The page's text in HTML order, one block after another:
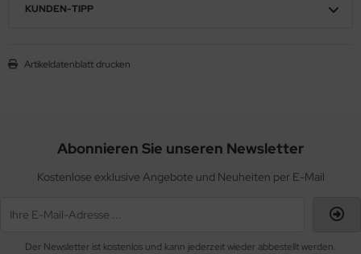
KUNDEN-TIPP
Artikeldatenblatt drucken
Abonnieren Sie unseren Newsletter
Kostenlose exklusive Angebote und Neuheiten per E-Mail
Der Newsletter ist kostenlos und kann jederzeit wieder abbestellt werden.